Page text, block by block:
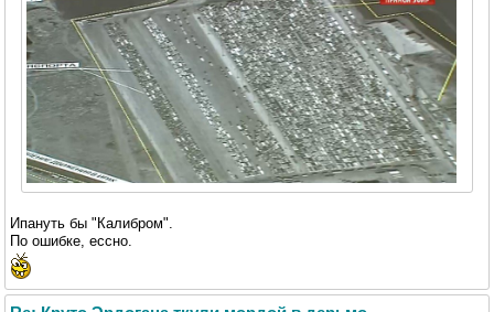
Ипануть бы "Калибром".
По ошибке, ессно.